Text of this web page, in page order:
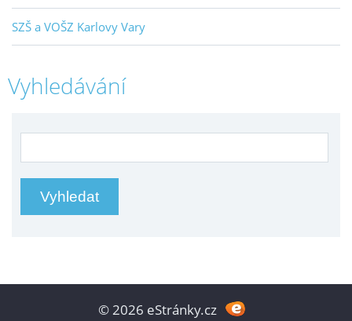
SZŠ a VOŠZ Karlovy Vary
Vyhledávání
© 2026 eStránky.cz